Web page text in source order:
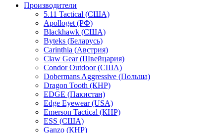
Производители
5.11 Tactical (США)
Apolloget (РФ)
Blackhawk (США)
Byteks (Беларусь)
Carinthia (Австрия)
Claw Gear (Швейцария)
Condor Outdoor (США)
Dobermans Aggressive (Польша)
Dragon Tooth (КНР)
EDGE (Пакистан)
Edge Eyewear (USA)
Emerson Tactical (КНР)
ESS (США)
Ganzo (КНР)